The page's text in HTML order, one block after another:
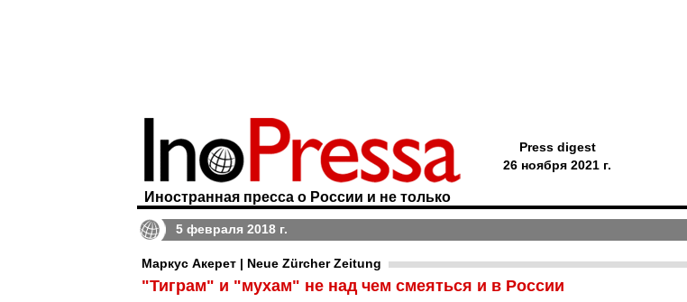
Иностранная пресса о России и не только
Press digest
26 ноября 2021 г.
5 февраля 2018 г.
Маркус Акерет | Neue Zürcher Zeitung
"Тиграм" и "мухам" не над чем смеяться и в России